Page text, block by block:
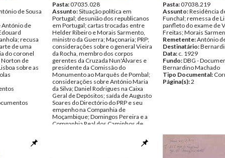
de Sousa
António de
recusa
de uma
do coronel
Norton de
sobre as
Pasta:07035.028
Assunto:Situação política em
Portugal; desunião dos republicanos
em Portugal; cartas trocadas entre
Helder Ribeiro e Morais Sarmento,
ministro da Guerra; Maçonaria; PRP;
considerações sobre o general Vieira
da Rocha, membro dos corpos
gerentes da Cruzada Nun'Álvares e
presidente da Comissão do
Monumento ao Marquês de Pombal;
considerações sobre António Maria
da Silva; Daniel Rodrigues na Caixa
Geral de Depósitos; saída de Augusto
Soares do Directório do PRP e seu
empenho na Companhia de
Moçambique; Domingos Pereira e a
Companhia Real dos Caminhos de
artigos de Vasco Borges no "Diário de
Pasta:07038.219
Assunto:Residência
Funchal; remessa de
panfleto do exame de
Freitas; Morais
Remetente:António
Destinatário:
Data: c. 1929
Fundo:DBG -
Bernardino Machado
Tipo Documental:
Página(s):2